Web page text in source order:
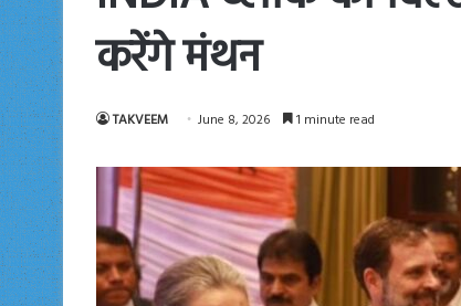
करेंगे मंथन
TAKVEEM June 8, 2026 1 minute read